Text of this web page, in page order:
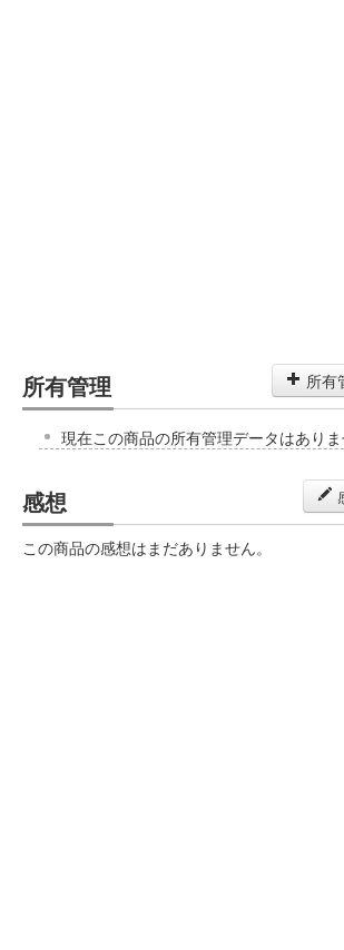
所有管理 所有
現在この商品の所有管理データはありま
感想
この商品の感想はまだありません。